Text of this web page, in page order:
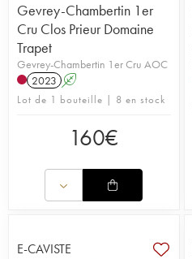
Gevrey-Chambertin 1er
Cru Clos Prieur Domaine
Trapet
Gevrey-Chambertin 1er Cru AOC
2023 A
Lot de 1 bouteille | 8 en stock
160€
E-CAVISTE